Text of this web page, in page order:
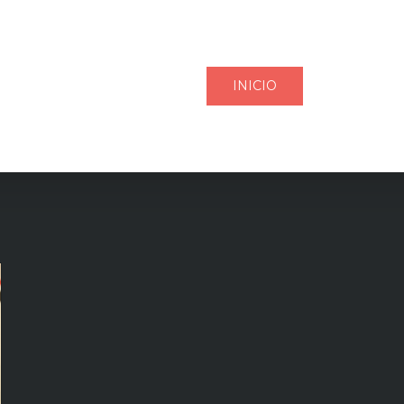
INICIO